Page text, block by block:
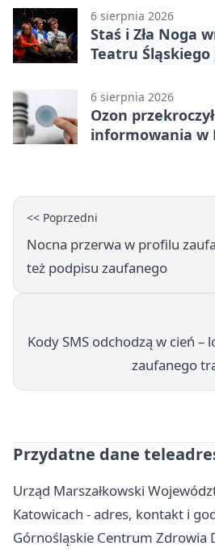
rundy
6 sierpnia 2026
Staś i Zła Noga
Teatru
6 sierpnia 2026
Ozon
informowania w
<< Poprzedni
Nocna przerwa w profilu
też podpisu zaufanego
Kody SMS odchodzą w cień
zaufanego
Przydatne dane
Urząd Marszałkowski
Katowicach - adres, kontakt i
Górnośląskie Centrum Zdrowia